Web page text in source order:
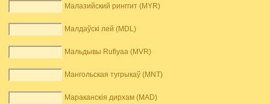
Малазийский ринггит (MYR)
Малдаўскі лей (MDL)
Мальдывы Rufiyaa (MVR)
Мангольская тугрыкаў (MNT)
Мараканскія дирхам (MAD)